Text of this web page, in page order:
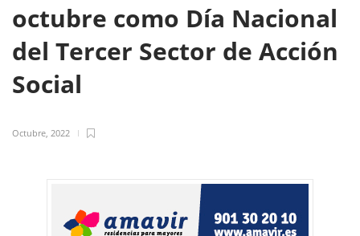
octubre como Día Nacional
del Tercer Sector de Acción
Social
Octubre, 2022